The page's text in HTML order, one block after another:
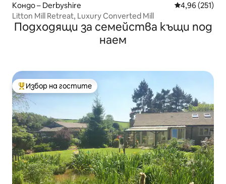
Кондо – Derbyshire Средна
4,96 (251)
Litton Mill Retreat, Luxury Converted Mill
Подходящи за семейства къщи под
наем
Най-популярен избор на гостите
Избор на гостите